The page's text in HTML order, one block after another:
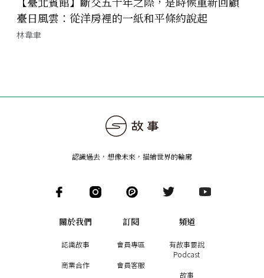
臺日風雲：從洋房裡的一紙和平條約說起
林韋聿
認識過去，想像未來 ， 描繪世界的輪廓
關於我們
認識故事
商業合作
訂閱
會員專區
會員客服
頻道
有故事要說
Podcast
故事